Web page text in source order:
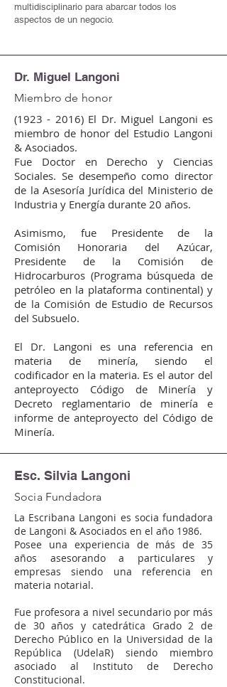
multidisciplinario para abarcar todos los
aspectos de un negocio.​
Dr. Miguel Langoni
Miembro de honor
(1923 - 2016)El Dr. Miguel Langoni es
miembro de honor del Estudio Langoni
& Asociados.
Fue Doctor en Derecho y Ciencias
Sociales. Se desempeño como director
de la Asesoría Jurídica del Ministerio de
Industria y Energía durante 20 años.
Asimismo, fue Presidente de la
Comisión Honoraria del Azúcar,
Presidente de la Comisión de
Hidrocarburos (Programa búsqueda de
petróleo en la plataforma continental) y
de la Comisión de Estudio de Recursos
del Subsuelo.
El Dr. Langoni es una referencia en
materia de minería, siendo el
codificador en la materia. Es el autor del
anteproyecto Código de Minería y
Decreto reglamentario de minería e
informe de anteproyecto del Código de
Minería.
Esc. Silvia Langoni
Socia Fundadora
La Escribana Langoni es socia fundadora
de Langoni & Asociados en el año 1986.
Posee una experiencia de más de 35
años asesorando a particulares y
empresas siendo una referencia en
materia notarial.
Fue profesora a nivel secundario por más
de 30 años y catedrática Grado 2 de
Derecho Público en la Universidad de la
República (UdelaR) siendo miembro
asociado al Instituto de Derecho
Constitucional.